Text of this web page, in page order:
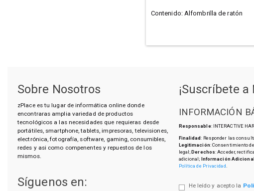
Contenido: Alfombrilla de ratón
Sobre Nosotros
zPlace es tu lugar de informática online donde
encontraras amplia variedad de productos
tecnológicos a las necesidades que requieras desde
portátiles, smartphone, tablets, impresoras, televisiones,
electrónica, fotografía, software, gaming, consumibles,
redes y asi como compenentes y repuestos de los
mismos.
Síguenos en:
¡Suscríbete
INFORMACIÓN
Responsable: INTERACTIVE
Finalidad: Responder las
Legitimación: Consentimiento
legal;Derechos: Acceder,
adicional; Información Adicional
Política de Privacidad
He leído y acepto la